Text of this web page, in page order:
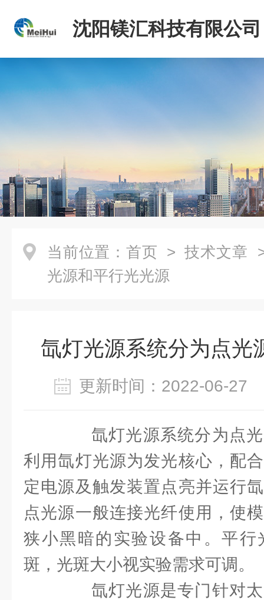
沈阳镁汇科技有限公司
当前位置： 首页 > 技术文章
光源和平行光光源
氙灯光源系统分为点光
更新时间：2022-06-
氙灯光源系统分为点光
利用氙灯光源为发光核心，配
定电源及触发装置点亮并运行
点光源一般连接光纤使用，使
狭小黑暗的实验设备中。平行
斑，光斑大小视实验需求可调。
氙灯光源是专门针对太